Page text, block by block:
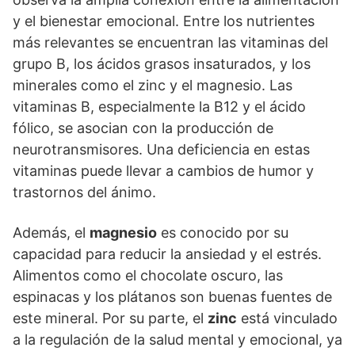
y el bienestar emocional. Entre los nutrientes
más relevantes se encuentran las vitaminas del
grupo B, los ácidos grasos insaturados, y los
minerales como el zinc y el magnesio. Las
vitaminas B, especialmente la B12 y el ácido
fólico, se asocian con la producción de
neurotransmisores. Una deficiencia en estas
vitaminas puede llevar a cambios de humor y
trastornos del ánimo.
Además, el magnesio es conocido por su
capacidad para reducir la ansiedad y el estrés.
Alimentos como el chocolate oscuro, las
espinacas y los plátanos son buenas fuentes de
este mineral. Por su parte, el zinc está vinculado
a la regulación de la salud mental y emocional, ya